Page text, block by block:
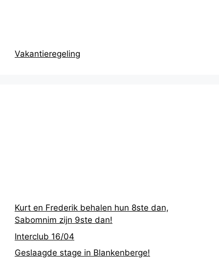
Vakantieregeling
Kurt en Frederik behalen hun 8ste dan,
Sabomnim zijn 9ste dan!
Interclub 16/04
Geslaagde stage in Blankenberge!